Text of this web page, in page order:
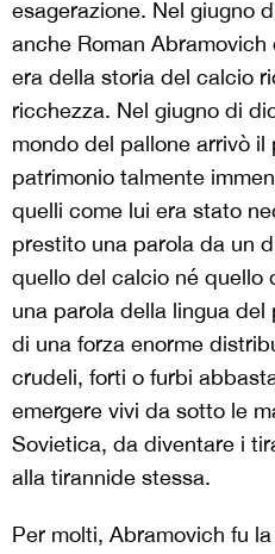
esagerazione. Nel giugno
anche Roman
era della storia del calcio
ricchezza. Nel giugno di
mondo del pallone arrivò il
patrimonio talmente
quelli come lui era stato
prestito una parola da un
quello del calcio né quello
una parola della lingua
di una forza enorme
crudeli, forti o furbi
emergere vivi da sotto le
Sovietica, da diventare i
alla tirannide stessa.
Per molti, Abramovich fu